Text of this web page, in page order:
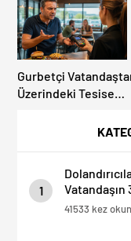
1
Vatandaşın
41533 kez
Gurbetçi
Üzerindeki Tesise
“Hesabınızı